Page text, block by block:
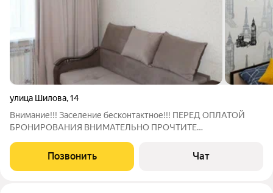
улица Шилова,14
Внимание!!! Заселение бесконтактное!!! ПЕРЕД ОПЛАТОЙ
БРОНИРОВАНИЯ ВНИМАТЕЛЬНО ПРОЧТИТЕ
лучшем районе Читы! И самое главное - абсолютно всё
необходимое рядом Стоимость проживания зависит от даты и
Позвонить Чат